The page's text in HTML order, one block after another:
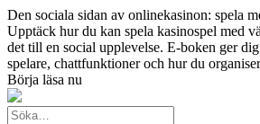
Den sociala sidan av onlinekasinon: spela
Upptäck hur du kan spela kasinospel med
det till en social upplevelse. E-boken ger
spelare, chattfunktioner och hur du
Börja läsa nu